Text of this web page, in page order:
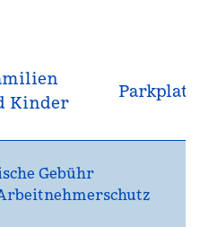
Kinder
Parkplatz
Gebühr